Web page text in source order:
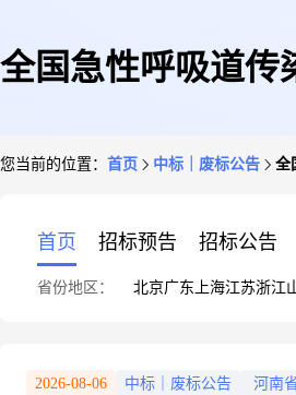
全国急性呼吸道传
您当前的位置： 首页 中标｜废标公告 全
首页 招标预告 招标公告
省份地区： 北京广东 上海江苏浙江
2026-08-06 中标｜废标公告 河南